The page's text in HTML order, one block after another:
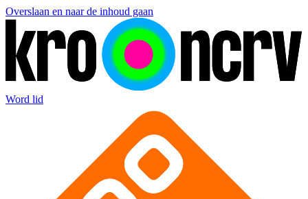
Overslaan en naar de inhoud gaan
Word lid